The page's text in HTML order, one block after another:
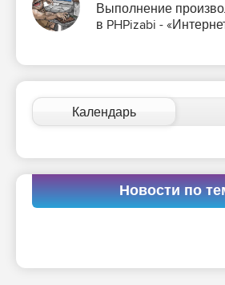
Выполнение
в PHPizabi -
Календарь
Новости по